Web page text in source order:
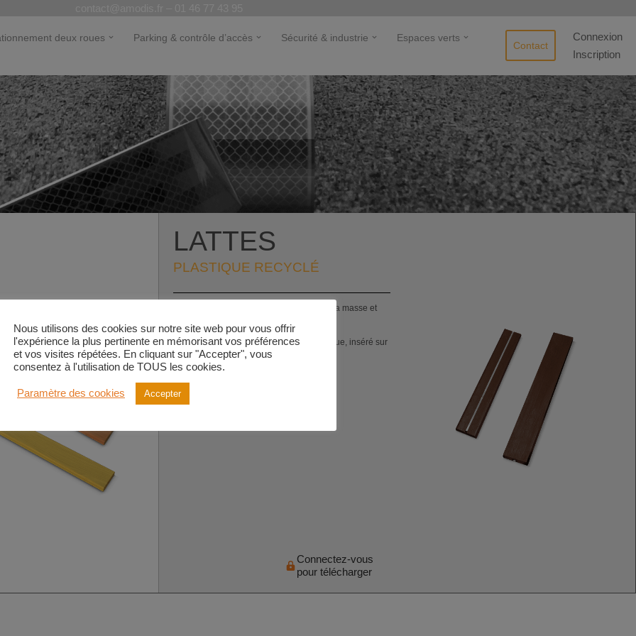
deux roues Parking & contrôle d’accès Sécurité & industrie
Espaces verts
Contact
Connexion
Inscription
LATTES
PLASTIQUE RECYCLÉ
Lattes plastique recyclé, teintées dans la masse et
Lattes renforcées avec un tube métallique, inséré sur
la longueur.
Connectez-vous
pour télécharger
Nous utilisons des cookies sur notre site web pour vous offrir
l'expérience la plus pertinente en mémorisant vos préférences
et vos visites répétées. En cliquant sur "Accepter", vous
consentez à l'utilisation de TOUS les cookies.
Paramètre des cookies Accepter